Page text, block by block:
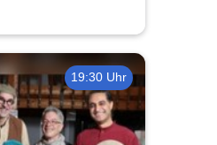
19:30 Uhr